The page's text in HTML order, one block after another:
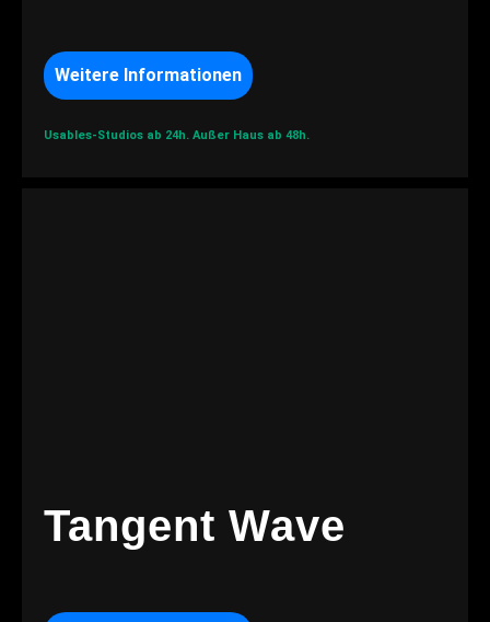
Weitere Informationen
Usables-Studios ab 24h. Außer Haus ab 48h.
Tangent Wave